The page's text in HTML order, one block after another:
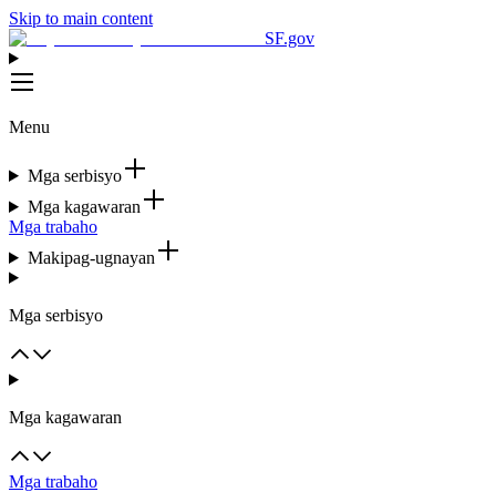
Skip to main content
SF.gov
Menu
Mga serbisyo
Mga kagawaran
Mga trabaho
Makipag-ugnayan
Mga serbisyo
Mga kagawaran
Mga trabaho